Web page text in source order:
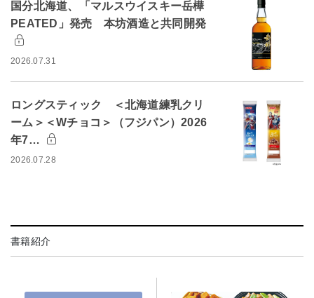
国分北海道、「マルスウイスキー岳樺
PEATED」発売 本坊酒造と共同開発
2026.07.31
ロングスティック ＜北海道練乳クリ
ーム＞＜Wチョコ＞（フジパン）2026
年7…
2026.07.28
書籍紹介